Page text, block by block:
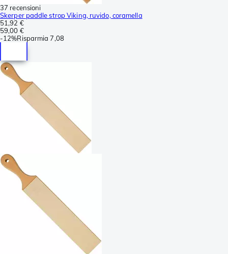
37 recensioni
Skerper paddle strop Viking, ruvido, coramella
51,92 €
59,00 €
-12%Risparmia 7,08